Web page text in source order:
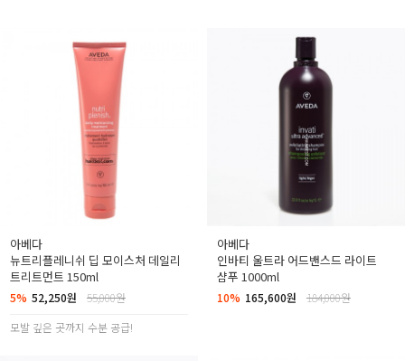
아베다
뉴트리플레니쉬 딥 모이스처 데일리
트리트먼트 150ml
5% 52,250원
55,000원
모발 깊은 곳까지 수분 공급!
아베다
인바티 울트라 어드밴스드 라이트
샴푸 1000ml
10% 165,600원 184,000원